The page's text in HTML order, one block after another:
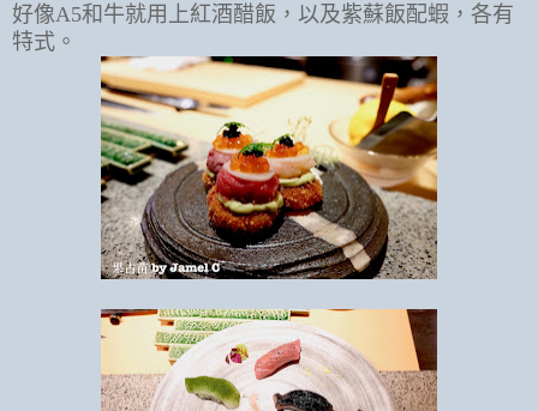
好像A5和牛就用上紅酒醋飯，以及紫蘇飯配蝦，各有
特式。